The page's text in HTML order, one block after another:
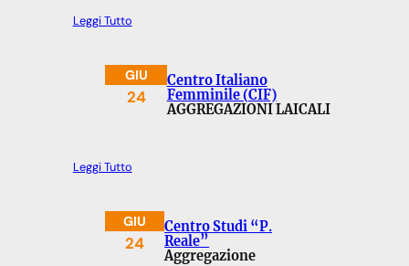
Leggi Tutto
GIU
24
Centro Italiano
Femminile (CIF)
AGGREGAZIONI LAICALI
Leggi Tutto
GIU
24
Centro Studi “P.
Reale”
Aggregazione